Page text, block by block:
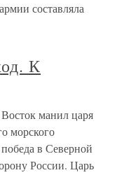
составляла
К
манил царя
морского
в Северной
России. Царь